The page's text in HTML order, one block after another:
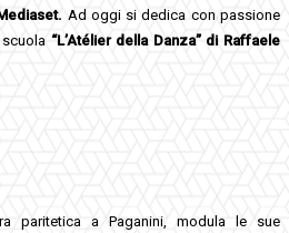
Ad oggi si dedica con passione
“L’Atélier della Danza” di Raffaele
paritetica a Paganini, modula le sue